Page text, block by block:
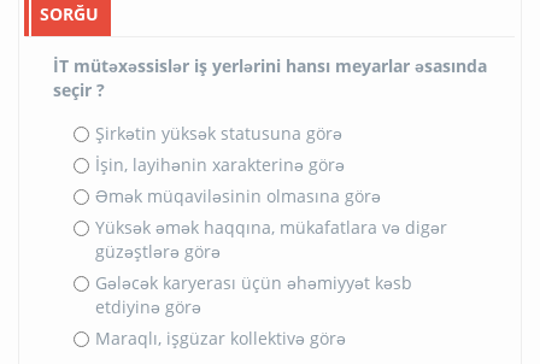
SORĞU
İT mütəxəssislər iş yerlərini hansı meyarlar əsasında
seçir ?
Şirkətin yüksək statusuna görə
İşin, layihənin xarakterinə görə
Əmək müqaviləsinin olmasına görə
Yüksək əmək haqqına, mükafatlara və digər
güzəştlərə görə
Gələcək karyerası üçün əhəmiyyət kəsb
etdiyinə görə
Maraqlı, işgüzar kollektivə görə